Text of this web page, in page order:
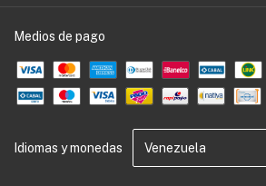
Medios de pago
Idiomas y monedas